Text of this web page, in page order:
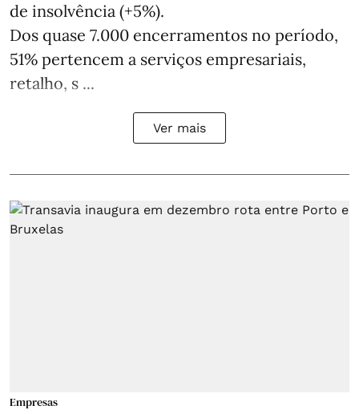
de insolvência (+5%).
Dos quase 7.000 encerramentos no período,
51% pertencem a serviços empresariais,
retalho, s ...
Ver mais
Empresas